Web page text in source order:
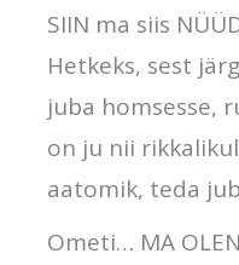
SIIN ma siis
Hetkeks, sest
juba homsesse,
on ju nii
aatomik, teda
Ometi… MA